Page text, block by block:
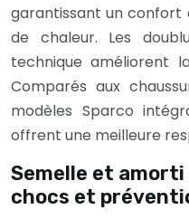
garantissant un confort
de chaleur. Les
technique améliorent
Comparés aux
modèles Sparco
offrent une meilleure
Semelle et
chocs et